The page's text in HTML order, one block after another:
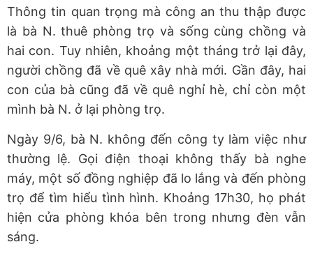
Thông tin quan trọng mà công an thu thập được
là bà N. thuê phòng trọ và sống cùng chồng và
hai con. Tuy nhiên, khoảng một tháng trở lại đây,
người chồng đã về quê xây nhà mới. Gần đây, hai
con của bà cũng đã về quê nghỉ hè, chỉ còn một
mình bà N. ở lại phòng trọ.
Ngày 9/6, bà N. không đến công ty làm việc như
thường lệ. Gọi điện thoại không thấy bà nghe
máy, một số đồng nghiệp đã lo lắng và đến phòng
trọ để tìm hiểu tình hình. Khoảng 17h30, họ phát
hiện cửa phòng khóa bên trong nhưng đèn vẫn
sáng.